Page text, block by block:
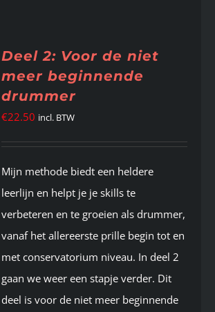
Deel 2: Voor de niet
meer beginnende
drummer
€22.50 incl. BTW
Mijn methode biedt een heldere
leerlijn en helpt je je skills te
verbeteren en te groeien als drummer,
vanaf het allereerste prille begin tot en
met conservatorium niveau. In deel 2
gaan we weer een stapje verder. Dit
deel is voor de niet meer beginnende